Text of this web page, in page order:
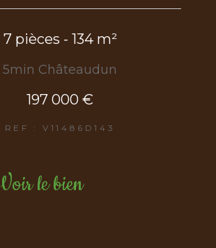
7 pièces - 134 m²
5min Châteaudun
197 000 €
REF : V11486D143
Voir le bien